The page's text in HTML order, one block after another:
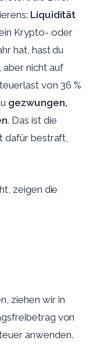
Liquidität
Krypto- oder
hat, hast du
aber nicht auf
von 36 %
gezwungen,
. Das ist die
dafür bestraft,
zeigen die
ziehen wir in
von
anwenden.